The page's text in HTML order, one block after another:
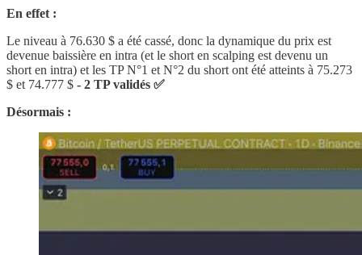
En effet :
Le niveau à 76.630 $ a été cassé, donc la dynamique du prix est
devenue baissière en intra (et le short en scalping est devenu un
short en intra) et les TP N°1 et N°2 du short ont été atteints à 75.273
$ et 74.777 $ - 2 TP validés ✅
Désormais :